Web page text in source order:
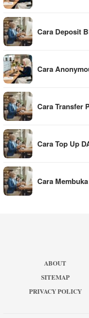
Cara Deposit
Cara
Cara Transfer
Cara Top Up
Cara
ABOUT
SITEMAP
PRIVACY POLICY